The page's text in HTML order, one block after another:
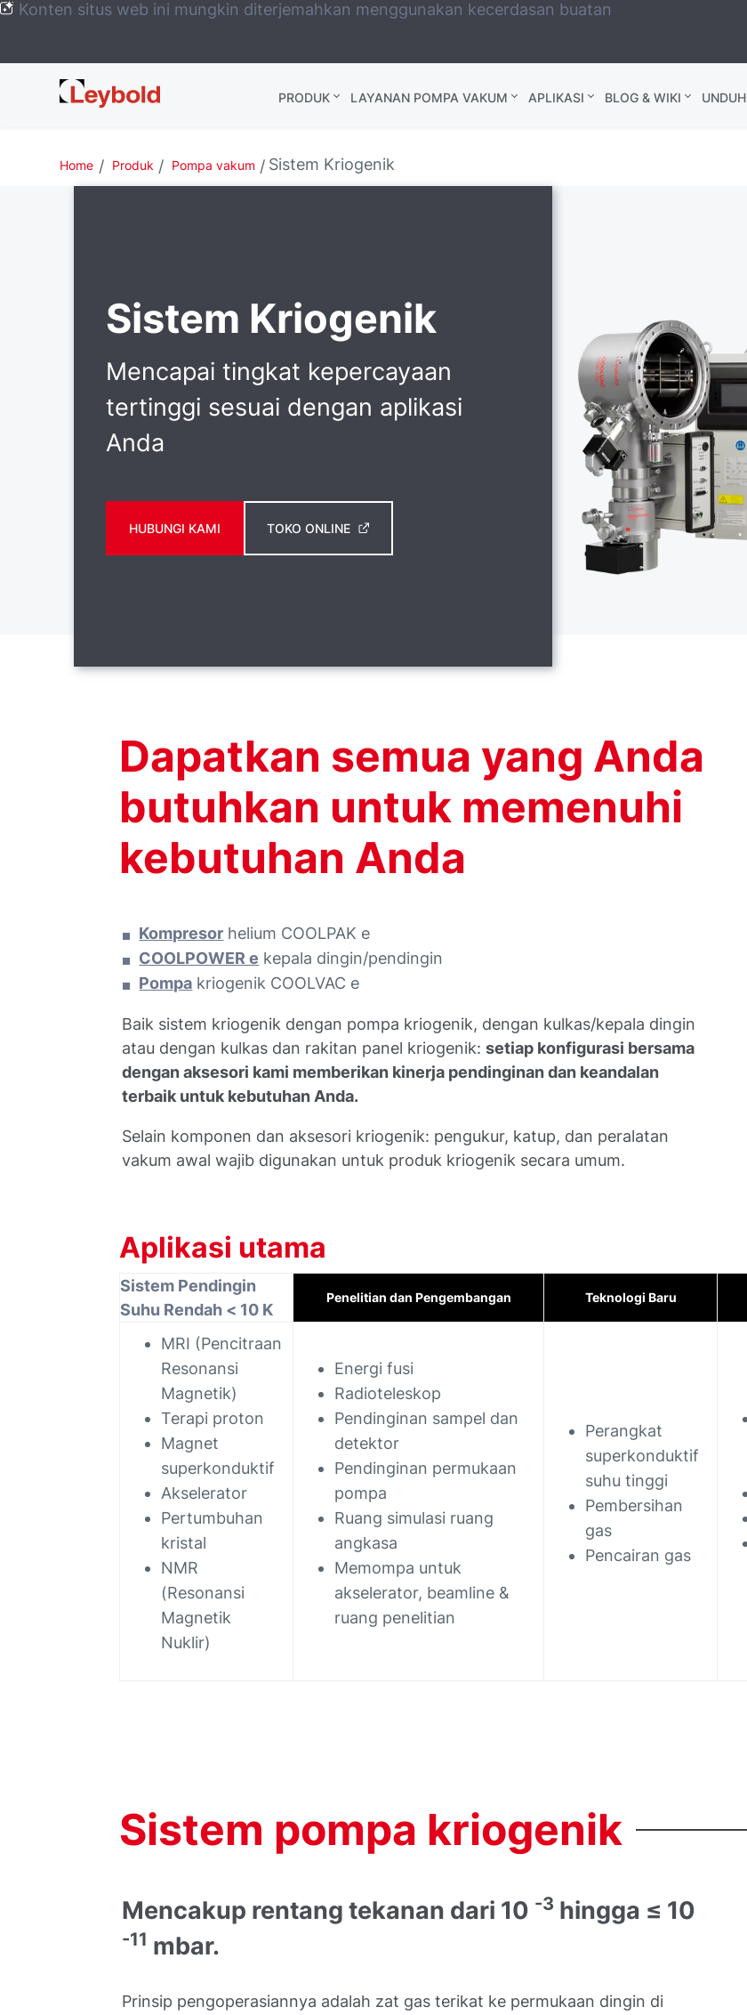
Konten situs web ini mungkin diterjemahkan menggunakan kecerdasan buatan
Leybold
Global
PRODUK LAYANAN POMPA VAKUM APLIKASI BLOG & WIKI UNDUH
Home Produk Pompa vakum Sistem Kriogenik
Sistem Kriogenik
Mencapai tingkat kepercayaan
tertinggi sesuai dengan aplikasi
Anda
HUBUNGI KAMI TOKO ONLINE
Dapatkan semua yang Anda
butuhkan untuk memenuhi
kebutuhan Anda
Kompresor helium COOLPAK e
COOLPOWER e kepala dingin/pendingin
Pompa kriogenik COOLVAC e
Baik sistem kriogenik dengan pompa kriogenik, dengan kulkas/kepala dingin
atau dengan kulkas dan rakitan panel kriogenik:setiap konfigurasi bersama
dengan aksesori kami memberikan kinerja pendinginan dan keandalan
terbaik untuk kebutuhan Anda.
Selain komponen dan aksesori kriogenik: pengukur, katup, dan peralatan
vakum awal wajib digunakan untuk produk kriogenik secara umum.
Aplikasi utama
Sistem Pendingin
Suhu Rendah < 10 K
Penelitian dan Pengembangan Teknologi Baru
MRI (Pencitraan
Resonansi
Magnetik)
Terapi proton
Magnet
superkonduktif
Akselerator
Pertumbuhan
kristal
NMR
(Resonansi
Magnetik
Nuklir)
Energi fusi
Radioteleskop
Pendinginan sampel dan
detektor
Pendinginan permukaan
pompa
Ruang simulasi ruang
angkasa
Memompa untuk
akselerator, beamline &
ruang penelitian
Perangkat
superkonduktif
suhu tinggi
Pembersihan
gas
Pencairan gas
Sistem pompa kriogenik
Mencakup rentang tekanan dari 10 -3 hingga ≤ 10
-11 mbar.
Prinsip pengoperasiannya adalah zat gas terikat ke permukaan dingin di